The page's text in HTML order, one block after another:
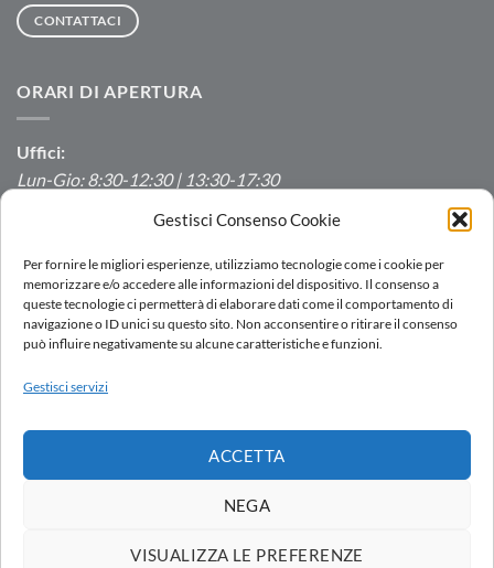
Gestisci Consenso Cookie
Per fornire le migliori esperienze, utilizziamo tecnologie come i cookie per
memorizzare e/o accedere alle informazioni del dispositivo. Il consenso a
queste tecnologie ci permetterà di elaborare dati come il comportamento di
navigazione o ID unici su questo sito. Non acconsentire o ritirare il consenso
può influire negativamente su alcune caratteristiche e funzioni.
Gestisci servizi
ACCETTA
NEGA
VISUALIZZA LE PREFERENZE
CONTATTACI
ORARI DI APERTURA
Uffici:
Lun-Gio: 8:30-12:30 | 13:30-17:30
Produzione/Magazzino:
Lun-Ven: 7:00-12:00 | 13:00-16:00
PORTALE SEGNALAZIONI
AC.MO S.r.l.| All Rights Reserved | P.IVA IT
by Ezenia.it